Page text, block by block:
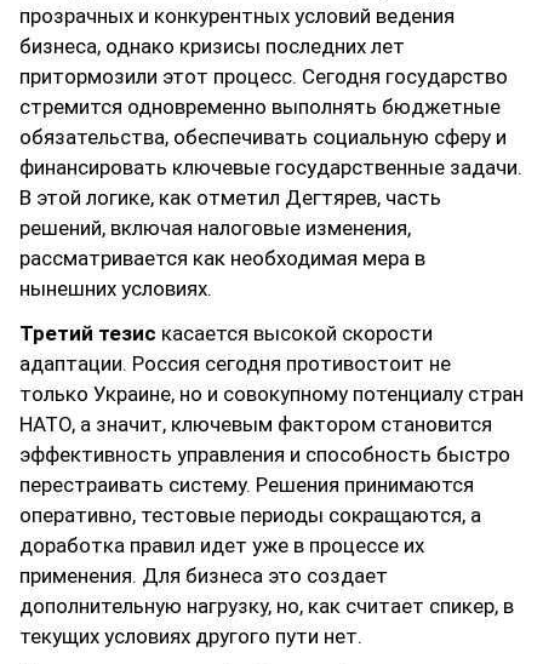
прозрачных и конкурентных условий ведения
бизнеса, однако кризисы последних лет
притормозили этот процесс. Сегодня государство
стремится одновременно выполнять бюджетные
обязательства, обеспечивать социальную сферу и
финансировать ключевые государственные задачи.
В этой логике, как отметил Дегтярев, часть
решений, включая налоговые изменения,
рассматривается как необходимая мера в
нынешних условиях.
Третий тезис касается высокой скорости
адаптации. Россия сегодня противостоит не
только Украине, но и совокупному потенциалу стран
НАТО, а значит, ключевым фактором становится
эффективность управления и способность быстро
перестраивать систему. Решения принимаются
оперативно, тестовые периоды сокращаются, а
доработка правил идет уже в процессе их
применения. Для бизнеса это создает
дополнительную нагрузку, но, как считает спикер, в
текущих условиях другого пути нет.